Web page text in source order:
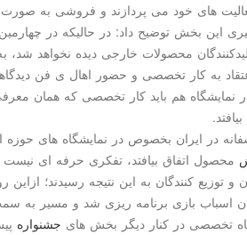
های خود می پردازند و فروشی به
این بخش توضیح داد: در حالیكه در
محصولات خارجی دیده نخواهد
به كار تخصصی و حضور اهال ی فن
نمایشگاه هم باید كار تخصصی كه همان
در ایران بخصوص در نمایشگاه های حوزه
محصول اتفاق بیافتد، تفكری حرفه ای
و توزیع كنندگان به این نتیجه رسیدند؛ ازاین
اسباب بازی برنامه ریزی شد و مسیر
تخصصی در كنار دیگر بخش های جشنواره